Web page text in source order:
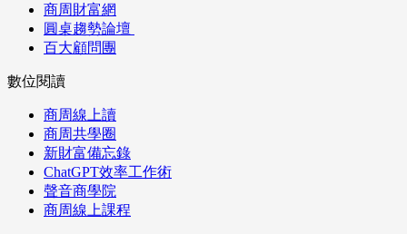
商周財富網
圓桌趨勢論壇
百大顧問團
數位閱讀
商周線上讀
商周共學圈
新財富備忘錄
ChatGPT效率工作術
聲音商學院
商周線上課程